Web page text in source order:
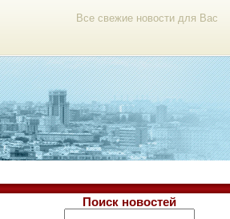
Все свежие новости для Вас
Поиск новостей